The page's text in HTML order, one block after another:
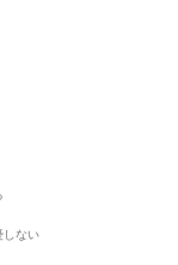
しない